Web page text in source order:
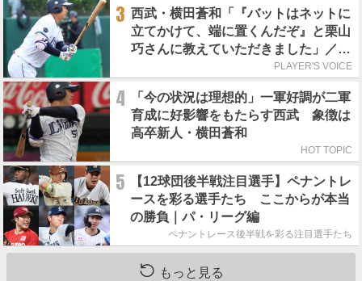
3 西武・横田蒼和「『バットはネットに
立てかけて、端に置くんだぞ』と栗山
巧さんに教えていただきました」／憧
PLAYER'S VOICE
4
「今の状況は理想的」一軍好調が二軍
育成に好影響をもたらす西武 象徴は
高卒新人・横田蒼和
HOT TOPIC
5
【12球団後半戦注目選手】ペナントレ
ースを彩る選手たち ここからが本当
の勝負｜パ・リーグ編
ペナントレース後半戦を彩る注目選手たち
もっと見る